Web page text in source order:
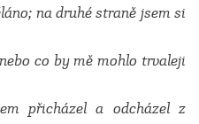
na druhé straně jsem si
co by mě mohlo trvaleji
přicházel a odcházel z